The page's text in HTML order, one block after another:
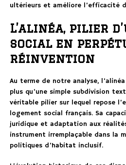
ultérieurs et améliore l’efficacité
L’alinéa, pilier
social en
réinvention
Au terme de notre analyse,
plus qu’une simple subdivision
véritable pilier sur lequel repose
logement social français. Sa
juridique et adaptation aux
instrument irremplaçable dans la
politiques d’habitat inclusif.